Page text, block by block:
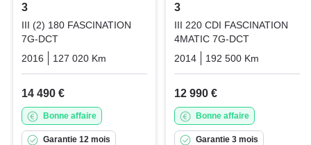
3
III (2) 180 FASCINATION
7G-DCT
2016
127 020 Km Essence
14 490 €
Bonne affaire
Garantie 12 mois
3
III 220 CDI FASCINATION
4MATIC 7G-DCT
2014
192 500 Km
12 990 €
Bonne affaire
Garantie 3 mois